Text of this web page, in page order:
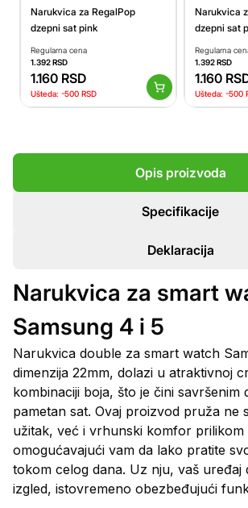
Narukvica za RegalPop
dzepni sat pink
Regularna cena
1.392RSD
1.160 RSD
Ušteda: -500 RSD
Narukvica
dzepni sat
Regularna
1.392RSD
1.160
Ušteda: -500
Opis proizvoda
Specifikacije
Deklaracija
Narukvica za smart
Samsung 4 i 5
Narukvica double za smart watch
dimenzija 22mm, dolazi u atraktivnoj
kombinaciji boja, što je čini savršenim
pametan sat. Ovaj proizvod pruža ne
užitak, već i vrhunski komfor prilikom
omogućavajući vam da lako pratite
tokom celog dana. Uz nju, vaš uređaj
izgled, istovremeno obezbeđujući